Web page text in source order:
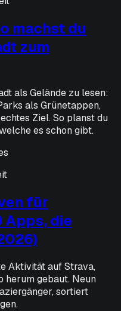
machst du
zum
als Gelände zu lesen:
als Grünetappen,
Ziel. So planst du
es schon gibt.
für
Apps, die
Aktivität auf Strava,
herum gebaut. Neun
sortiert